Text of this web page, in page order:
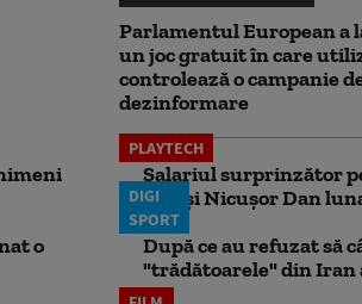
Parlamentul European a
un joc gratuit în care
controlează o campanie
dezinformare
PLAYTECH
Salariul surprinzător
face şi Nicuşor Dan
o
DIGI
SPORT
După ce au refuzat să
"trădătoarele" din Iran